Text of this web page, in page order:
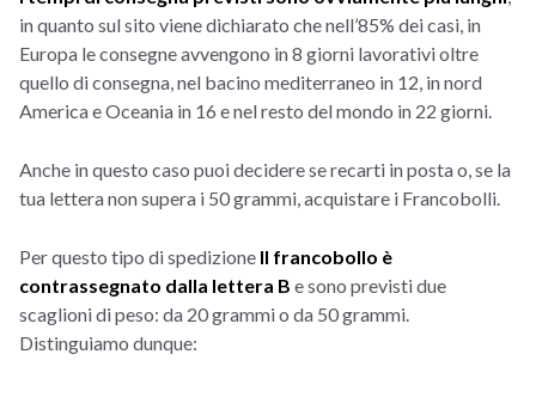
in quanto sul sito viene dichiarato che nell’85% dei casi, in
Europa le consegne avvengono in 8 giorni lavorativi oltre
quello di consegna, nel bacino mediterraneo in 12, in nord
America e Oceania in 16 e nel resto del mondo in 22 giorni.
Anche in questo caso puoi decidere se recarti in posta o, se la
tua lettera non supera i 50 grammi, acquistare i Francobolli.
Per questo tipo di spedizione Il francobollo è
contrassegnato dalla lettera B e sono previsti due
scaglioni di peso: da 20 grammi o da 50 grammi.
Distinguiamo dunque: